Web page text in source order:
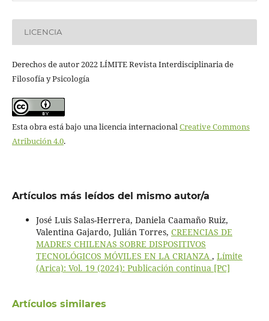
LICENCIA
Derechos de autor 2022 LÍMITE Revista Interdisciplinaria de
Filosofía y Psicología
Esta obra está bajo una licencia internacionalCreative Commons
Atribución 4.0.
Artículos más leídos del mismo autor/a
José Luis Salas-Herrera, Daniela Caamaño Ruiz,
Valentina Gajardo, Julián Torres, CREENCIAS DE
MADRES CHILENAS SOBRE DISPOSITIVOS
TECNOLÓGICOS MÓVILES EN LA CRIANZA , Límite
(Arica): Vol. 19 (2024): Publicación continua [PC]
Artículos similares